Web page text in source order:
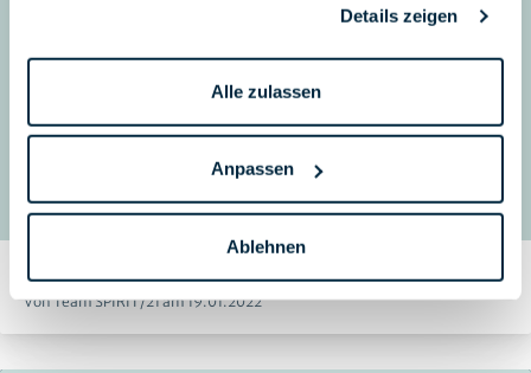
Details zeigen
Alle zulassen
Anpassen
Ablehnen
Sicherer Datenaustausch mit der Cloud
Von Team SPIRIT/21 am 19.01.2022